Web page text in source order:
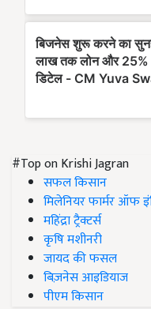
#Top on Krishi Jagran
सफल किसान
मिलेनियर फार्मर ऑफ
महिंद्रा ट्रैक्टर्स
कृषि मशीनरी
जायद की फसल
बिज़नेस आइडियाज
पीएम किसान